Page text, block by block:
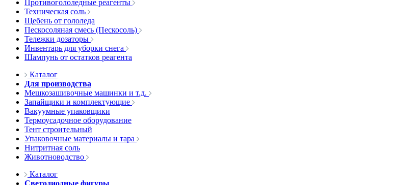
Противогололедные реагенты
Техническая соль
Щебень от гололеда
Пескосоляная смесь (Пескосоль)
Тележки дозаторы
Инвентарь для уборки снега
Шампунь от остатков реагента
Каталог
Для производства
Мешкозашивочные машинки и т.д.
Запайщики и комплектующие
Вакуумные упаковщики
Термоусадочное оборудование
Тент строительный
Упаковочные материалы и тара
Нитритная соль
Животноводство
Каталог
Светодиодные фигуры